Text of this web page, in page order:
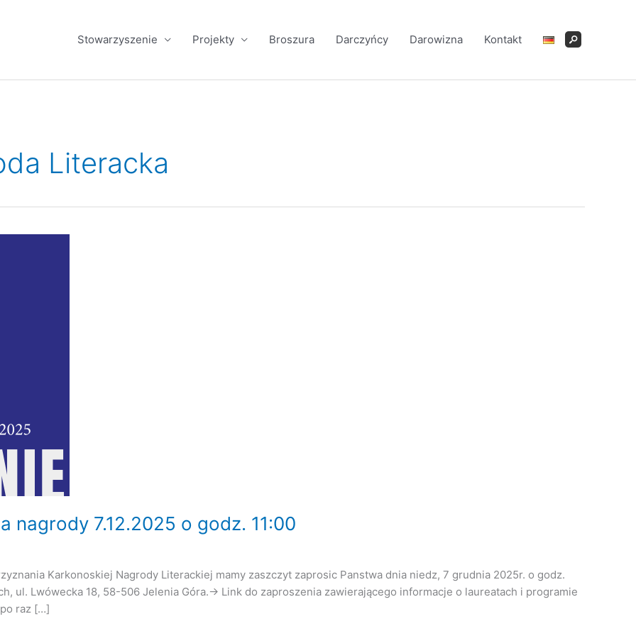
Stowarzyszenie Projekty Broszura Darczyńcy Darowizna Kontakt
Literacka
nagrody 7.12.2025 o godz. 11:00
Karkonoskiej Nagrody Literackiej mamy zaszczyt zaprosic Panstwa dnia niedz, 7 grudnia 2025r. o godz.
ul. Lwówecka 18, 58-506 Jelenia Góra.→ Link do zaproszenia zawierającego informacje o laureatach i programie
raz […]